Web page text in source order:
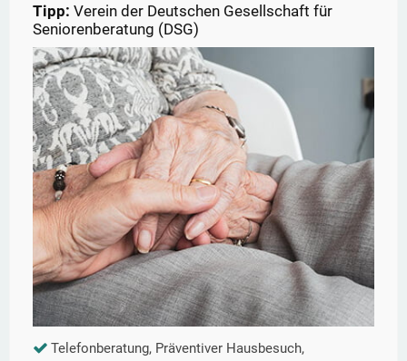
Tipp: Verein der Deutschen Gesellschaft für
Seniorenberatung (DSG)
Telefonberatung, Präventiver Hausbesuch,